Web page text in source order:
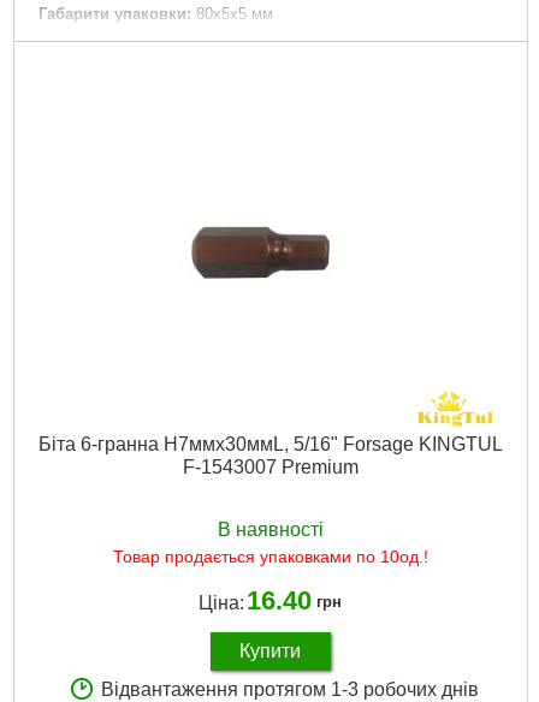
Габарити упаковки: 80x5x5 мм
Вага брутто: 50 р
Біта 6-гранна H7ммх30ммL, 5/16" Forsage KINGTUL
F-1543007 Premium
В наявності
Товар продається упаковками по 10од.!
Ціна: 16.40 грн
Купити
Відвантаження протягом 1-3 робочих днів